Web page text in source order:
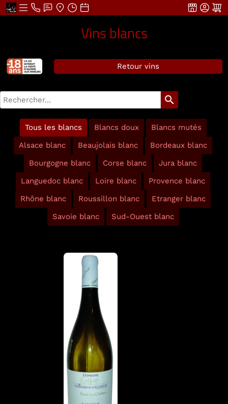
Vins blancs
Retour vins
search
Tous les blancs Blancs doux
Blancs mutés
Alsace blanc
Beaujolais blanc
Bordeaux blanc
Bourgogne blanc
Corse blanc
Jura blanc
Languedoc blanc
Loire blanc
Provence blanc
Rhône blanc
Roussillon blanc
Etranger blanc
Savoie blanc
Sud-Ouest blanc